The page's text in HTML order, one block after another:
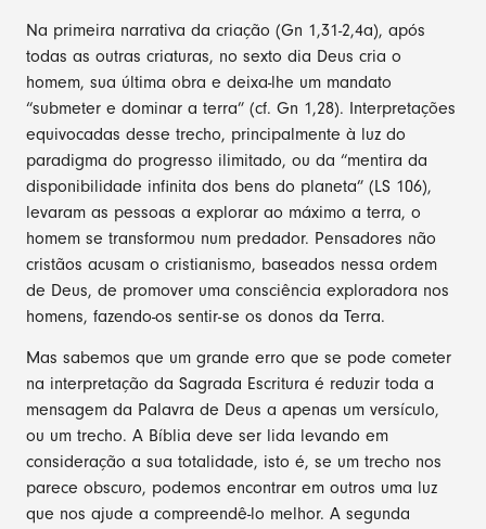
Na primeira narrativa da criação (Gn 1,31-2,4a), após
todas as outras criaturas, no sexto dia Deus cria o
homem, sua última obra e deixa-lhe um mandato
“submeter e dominar a terra” (cf. Gn 1,28). Interpretações
equivocadas desse trecho, principalmente à luz do
paradigma do progresso ilimitado, ou da “mentira da
disponibilidade infinita dos bens do planeta” (LS 106),
levaram as pessoas a explorar ao máximo a terra, o
homem se transformou num predador. Pensadores não
cristãos acusam o cristianismo, baseados nessa ordem
de Deus, de promover uma consciência exploradora nos
homens, fazendo-os sentir-se os donos da Terra.
Mas sabemos que um grande erro que se pode cometer
na interpretação da Sagrada Escritura é reduzir toda a
mensagem da Palavra de Deus a apenas um versículo,
ou um trecho. A Bíblia deve ser lida levando em
consideração a sua totalidade, isto é, se um trecho nos
parece obscuro, podemos encontrar em outros uma luz
que nos ajude a compreendê-lo melhor. A segunda